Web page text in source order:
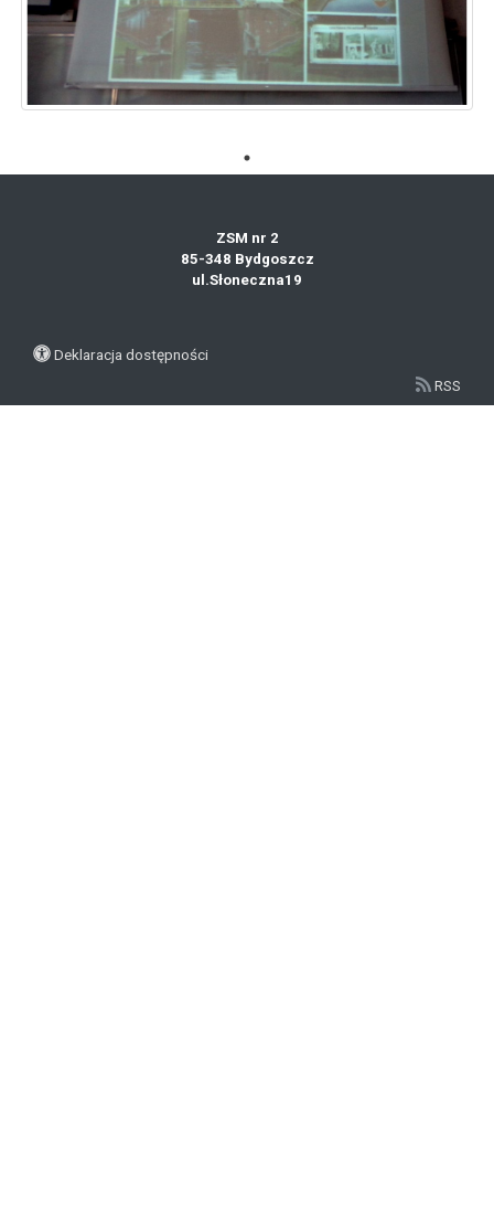
ZSM nr 2
85-348 Bydgoszcz
ul.Słoneczna19
Deklaracja dostępności
RSS